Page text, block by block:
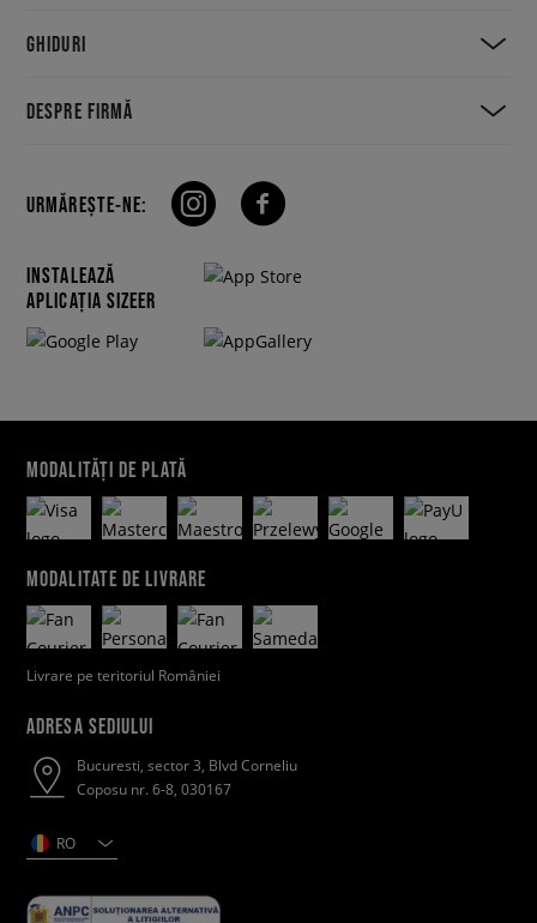
GHIDURI
DESPRE FIRMĂ
URMĂREȘTE-NE:
INSTALEAZĂ
APLICAȚIA SIZEER
MODALITĂȚI DE PLATĂ
MODALITATE DE LIVRARE
Livrare pe teritoriul României
ADRESA SEDIULUI
Bucuresti, sector 3, Blvd Corneliu
Coposu nr. 6-8, 030167
RO